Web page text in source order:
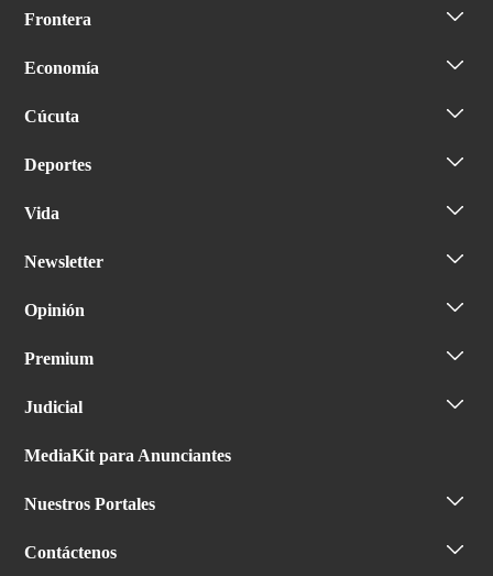
Frontera
Economía
Cúcuta
Deportes
Vida
Newsletter
Opinión
Premium
Judicial
MediaKit para Anunciantes
Nuestros Portales
Contáctenos